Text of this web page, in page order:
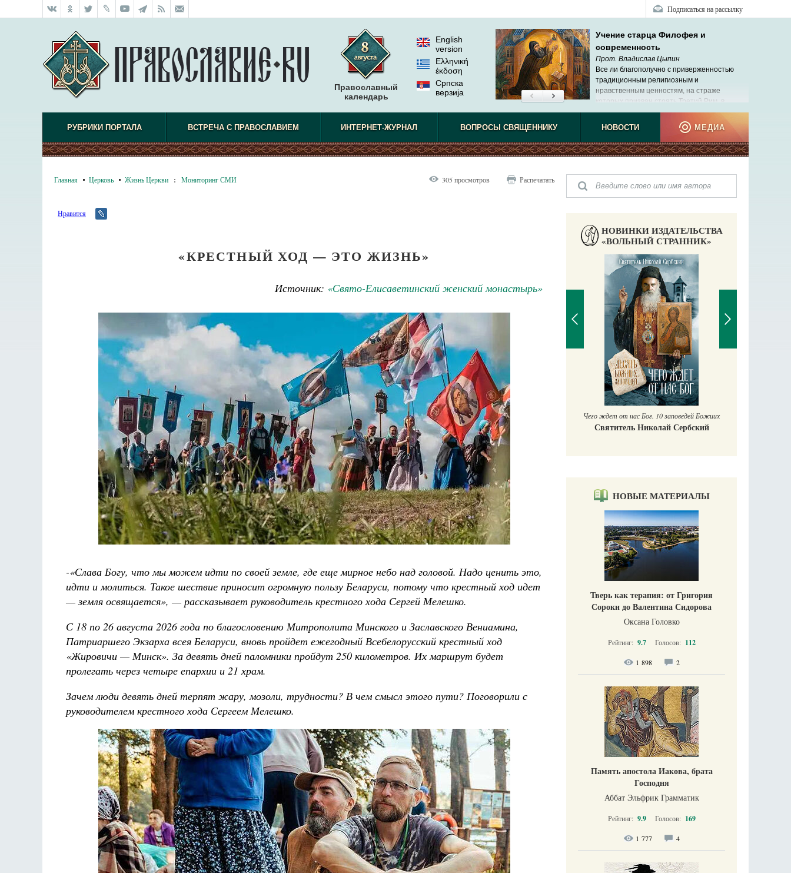
Подписаться на рассылку
Православный
календарь
English
version
Ελληνική
έκδοση
Српска
верзиjа
Учение старца Филофея и
современность
Прот. Владислав Цыпин
Все ли благополучно с приверженностью
традиционным религиозным и
нравственным ценностям, на страже
которых призван стоять Третий Рим, в
современной России?
РУБРИКИ ПОРТАЛА ВСТРЕЧА С ПРАВОСЛАВИЕМ ИНТЕРНЕТ-ЖУРНАЛ ВОПРОСЫ СВЯЩЕННИКУ НОВОСТИ МЕДИА
Главная Церковь Жизнь Церкви : Мониторинг СМИ 305 просмотров Распечатать
Нравится
«КРЕСТНЫЙ ХОД — ЭТО ЖИЗНЬ»
Источник: «Свято-Елисаветинский женский монастырь»
-«Слава Богу, что мы можем идти по своей земле, где еще мирное небо над головой. Надо ценить это,
идти и молиться. Такое шествие приносит огромную пользу Беларуси, потому что крестный ход идет
— земля освящается», — рассказывает руководитель крестного хода Сергей Мелешко.
С 18 по 26 августа 2026 года по благословению Митрополита Минского и Заславского Вениамина,
Патриаршего Экзарха всея Беларуси, вновь пройдет ежегодный Всебелорусский крестный ход
«Жировичи — Минск». За девять дней паломники пройдут 250 километров. Их маршрут будет
пролегать через четыре епархии и 21 храм.
Зачем люди девять дней терпят жару, мозоли, трудности? В чем смысл этого пути? Поговорили с
руководителем крестного хода Сергеем Мелешко.
НОВИНКИ ИЗДАТЕЛЬСТВА
«ВОЛЬНЫЙ СТРАННИК»
Как найти своё место в жизни
Кирилл Мурышев
Великомученик Георгий Победоносец. Научись у
святого
Роман Котов Чего ждет от нас Бог. 10 заповедей Божиих
Святитель Николай Сербский
НОВЫЕ МАТЕРИАЛЫ
Тверь как терапия: от Григория
Сороки до Валентина Сидорова
Оксана Головко
Рейтинг: 9.7 Голосов: 112
1 898 2
Память апостола Иакова, брата
Господня
Аббат Эльфрик Грамматик
Рейтинг: 9.9 Голосов: 169
1 777 4